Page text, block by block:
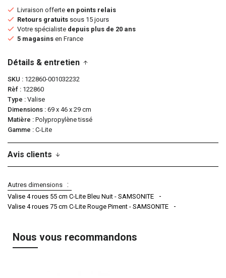
Livraison offerte en points relais
Retours gratuits sous 15 jours
Votre spécialiste depuis plus de 20 ans
5 magasins en France
Détails & entretien
SKU
122860-001032232
Rèf
122860
Type
Valise
Dimensions 69 x 46 x 29 cm
Matière
Polypropylène tissé
Gamme
C-Lite
Avis clients
Autres dimensions
Valise 4 roues 55 cm C-Lite Bleu Nuit - SAMSONITE
Valise 4 roues 75 cm C-Lite Rouge Piment - SAMSONITE
Nous vous recommandons